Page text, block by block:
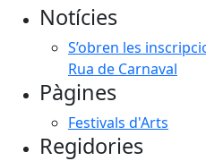
Notícies
S’obren les
Rua de Carnaval
Pàgines
Festivals d'Arts
Regidories